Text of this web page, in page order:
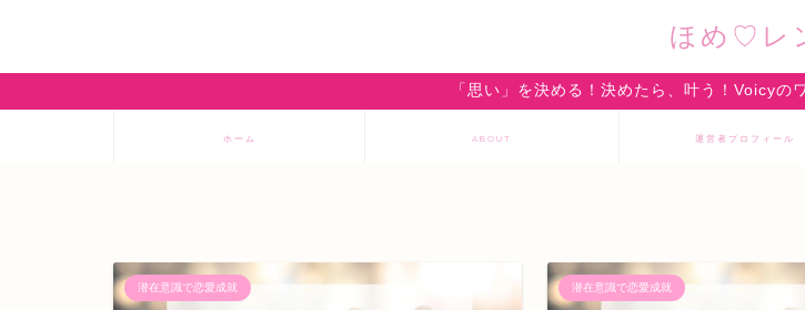
ほめ♡レ
「思い」を決める！決めたら、叶う！Voicyの
ホーム ABOUT 運営者プロフィール
潜在意識で恋愛成就 潜在意識で恋愛成就